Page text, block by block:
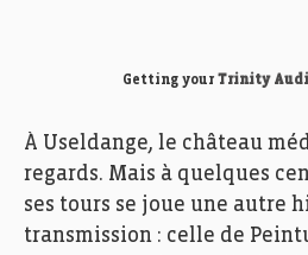
Getting your Trinity
À Useldange, le château
regards. Mais à quelques
ses tours se joue une autre
transmission : celle de